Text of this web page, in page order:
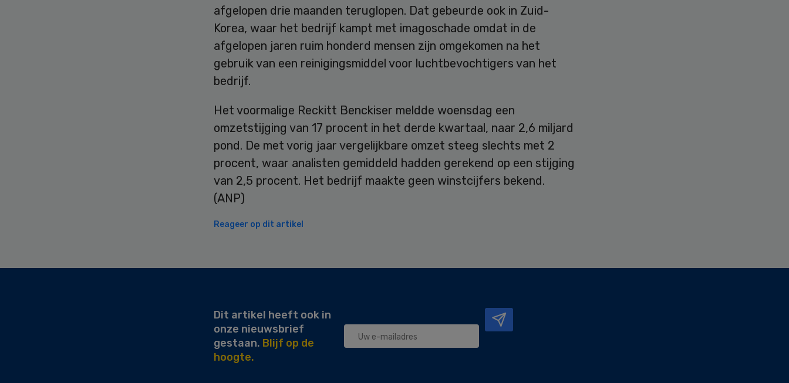
afgelopen drie maanden teruglopen. Dat gebeurde ook in Zuid-
Korea, waar het bedrijf kampt met imagoschade omdat in de
afgelopen jaren ruim honderd mensen zijn omgekomen na het
gebruik van een reinigingsmiddel voor luchtbevochtigers van het
bedrijf.
Het voormalige Reckitt Benckiser meldde woensdag een
omzetstijging van 17 procent in het derde kwartaal, naar 2,6 miljard
pond. De met vorig jaar vergelijkbare omzet steeg slechts met 2
procent, waar analisten gemiddeld hadden gerekend op een stijging
van 2,5 procent. Het bedrijf maakte geen winstcijfers bekend.
(ANP)
Reageer op dit artikel
Dit artikel heeft ook in
onze nieuwsbrief
gestaan. Blijf op de
hoogte.